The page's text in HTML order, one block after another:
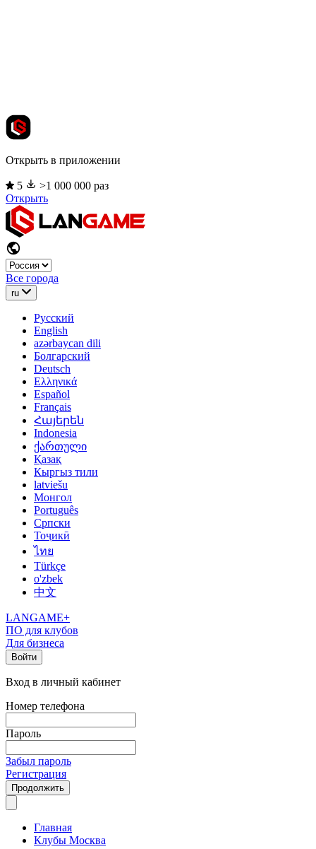
Открыть в приложении
5
>1 000 000 раз
Открыть
Все города
ru
Русский
English
azərbaycan dili
Болгарский
Deutsch
Ελληνικά
Español
Français
Հայերեն
Indonesia
ქართული
Қазақ
Кыргыз тили
latviešu
Монгол
Português
Српски
Тоҷикӣ
ไทย
Türkçe
o'zbek
中文
LANGAME+
ПО для клубов
Для бизнеса
Войти
Вход в личный кабинет
Номер телефона
Пароль
Забыл пароль
Регистрация
Продолжить
Главная
Клубы Москва